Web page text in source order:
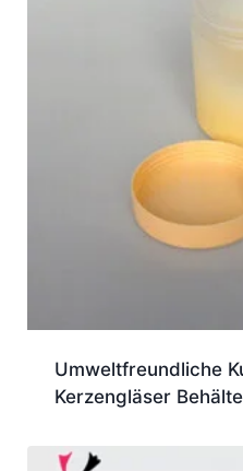
Umweltfreundliche
Kerzengläser